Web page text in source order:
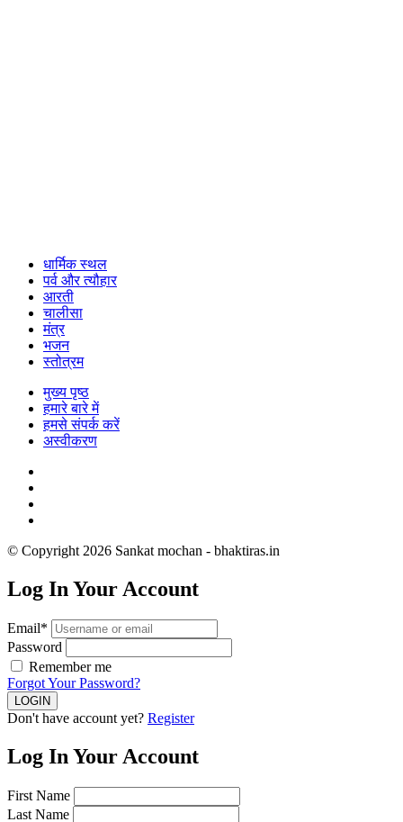
धार्मिक स्थल
पर्व और त्यौहार
आरती
चालीसा
मंत्र
भजन
स्तोत्रम
मुख्य पृष्ठ
हमारे बारे में
हमसे संपर्क करें
अस्वीकरण
© Copyright 2026 Sankat mochan - bhaktiras.in
Log In Your Account
Email*
Password
Remember me
Forgot Your Password?
Don't have account yet? Register
Log In Your Account
First Name
Last Name